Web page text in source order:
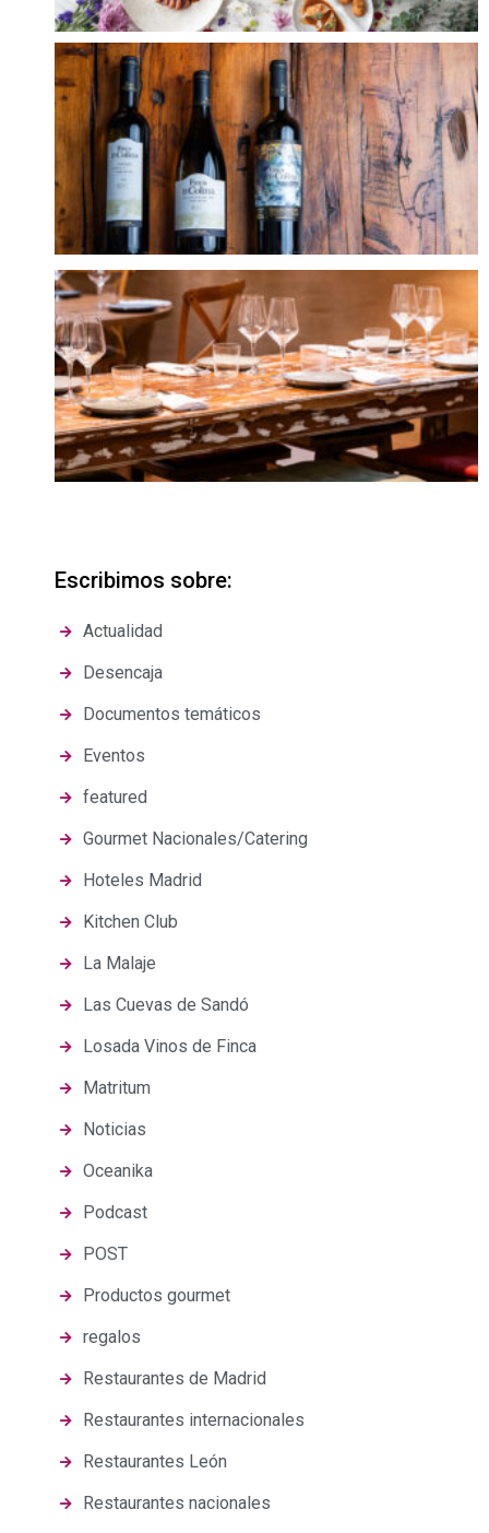
Escribimos sobre:
Actualidad
Desencaja
Documentos temáticos
Eventos
featured
Gourmet Nacionales/Catering
Hoteles Madrid
Kitchen Club
La Malaje
Las Cuevas de Sandó
Losada Vinos de Finca
Matritum
Noticias
Oceanika
Podcast
POST
Productos gourmet
regalos
Restaurantes de Madrid
Restaurantes internacionales
Restaurantes León
Restaurantes nacionales